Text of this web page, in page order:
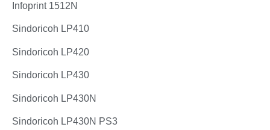
Infoprint 1512N
Sindoricoh LP410
Sindoricoh LP420
Sindoricoh LP430
Sindoricoh LP430N
Sindoricoh LP430N PS3